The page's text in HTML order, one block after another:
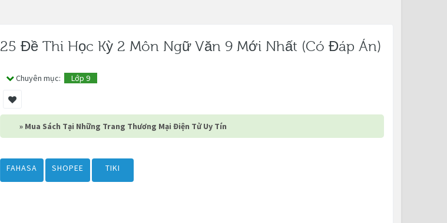
25 Đề Thi Học Kỳ 2 Môn Ngữ Văn 9 Mới Nhất (Có Đáp Án)
Chuyên mục: Lớp 9
» Mua Sách Tại Những Trang Thương Mại Điện Tử Uy Tín
FAHASA SHOPEE TIKI